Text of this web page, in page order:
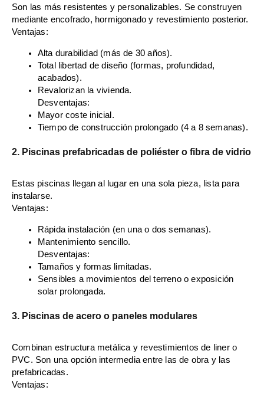
Son las más resistentes y personalizables. Se construyen
mediante encofrado, hormigonado y revestimiento posterior.
Ventajas:
Alta durabilidad (más de 30 años).
Total libertad de diseño (formas, profundidad,
acabados).
Revalorizan la vivienda.
Desventajas:
Mayor coste inicial.
Tiempo de construcción prolongado (4 a 8 semanas).
2. Piscinas prefabricadas de poliéster o fibra de vidrio
Estas piscinas llegan al lugar en una sola pieza, lista para
instalarse.
Ventajas:
Rápida instalación (en una o dos semanas).
Mantenimiento sencillo.
Desventajas:
Tamaños y formas limitadas.
Sensibles a movimientos del terreno o exposición
solar prolongada.
3. Piscinas de acero o paneles modulares
Combinan estructura metálica y revestimientos de liner o
PVC. Son una opción intermedia entre las de obra y las
prefabricadas.
Ventajas: